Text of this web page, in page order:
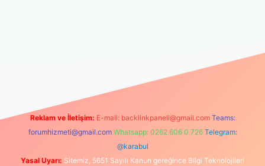
Reklam ve İletişim: E-mail: backlinkpaneli@gmail.com Teams:
forumhizmeti@gmail.com Whatsapp: 0262 606 0 726 Telegram:
@karabul
Yasal Uyarı: Sitemiz, 5651 Sayılı Kanun gereğince Bilgi Teknolojileri